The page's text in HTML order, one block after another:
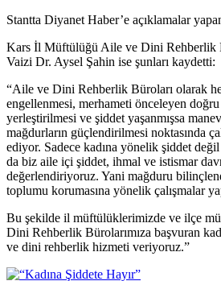
Stantta Diyanet Haber’e açıklamalar
Kars İl Müftülüğü Aile ve Dini Rehberlik
Vaizi Dr. Aysel Şahin ise şunları kaydetti:
“Aile ve Dini Rehberlik Büroları olarak
engellenmesi, merhameti önceleyen
yerleştirilmesi ve şiddet yaşanmışsa
mağdurların güçlendirilmesi noktasında
ediyor. Sadece kadına yönelik şiddet değil
da biz aile içi şiddet, ihmal ve istismar
değerlendiriyoruz. Yani mağduru
toplumu korumasına yönelik çalışmalar
Bu şekilde il müftülüklerimizde ve ilçe
Dini Rehberlik Bürolarımıza başvuran
ve dini rehberlik hizmeti veriyoruz.”